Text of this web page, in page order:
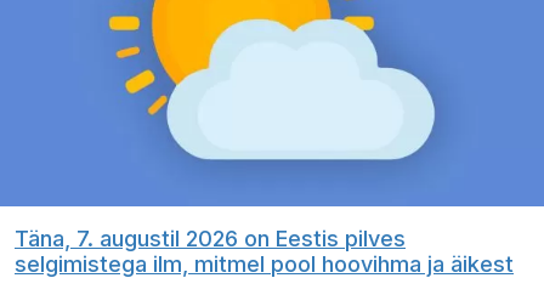
Täna, 7. augustil 2026 on Eestis pilves
selgimistega ilm, mitmel pool hoovihma ja äikest